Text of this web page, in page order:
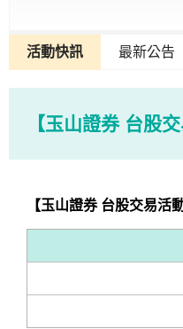
活動快訊 最新公告
【玉山證券 台股
【玉山證券 台股交易